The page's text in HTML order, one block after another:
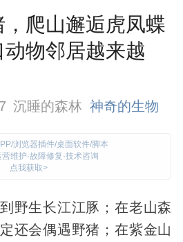
爬山邂逅虎凤蝶
物邻居越来越
沉睡的森林 神奇的生物
浏览器插件/桌面软件/脚本
营维护·故障修复·技术咨询
点我获取>
野生长江江豚；在老山森
还会偶遇野猪；在紫金山